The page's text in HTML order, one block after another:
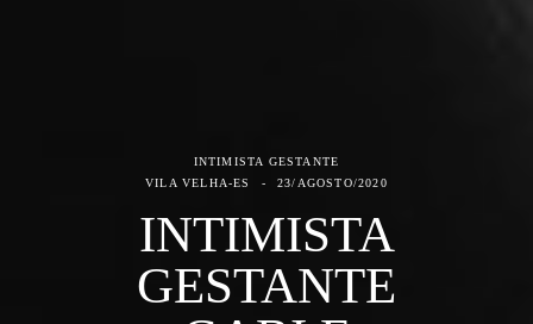
INTIMISTA GESTANTE
VILA VELHA-ES
23/AGOSTO/2020
INTIMISTA
GESTANTE